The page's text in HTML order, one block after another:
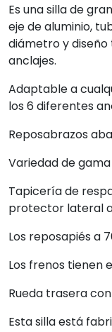
Es una silla de
eje de aluminio,
diámetro y
anclajes.
Adaptable a
los 6 diferentes
Reposabrazos
Variedad de
Tapicería de
protector lateral
Los reposapiés a
Los frenos tienen
Rueda trasera
Esta silla está